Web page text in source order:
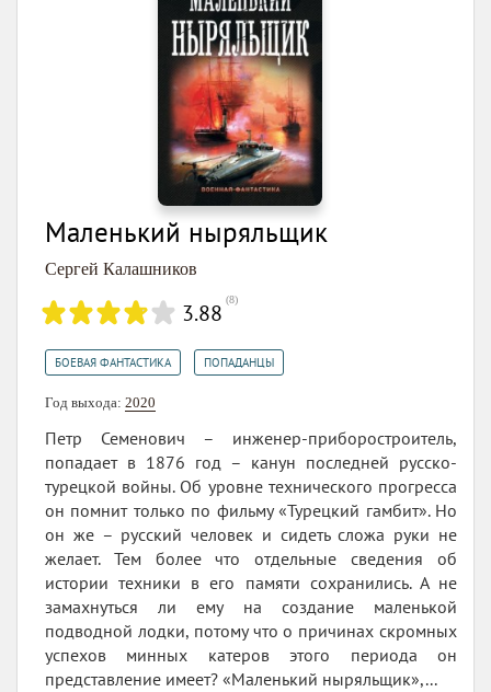
Маленький ныряльщик
Сергей Калашников
3.88 (8)
БОЕВАЯ ФАНТАСТИКА ПОПАДАНЦЫ
Год выхода: 2020
Петр Семенович – инженер-приборостроитель,
попадает в 1876 год – канун последней русско-
турецкой войны. Об уровне технического прогресса
он помнит только по фильму «Турецкий гамбит». Но
он же – русский человек и сидеть сложа руки не
желает. Тем более что отдельные сведения об
истории техники в его памяти сохранились. А не
замахнуться ли ему на создание маленькой
подводной лодки, потому что о причинах скромных
успехов минных катеров этого периода он
представление имеет? «Маленький ныряльщик»,...